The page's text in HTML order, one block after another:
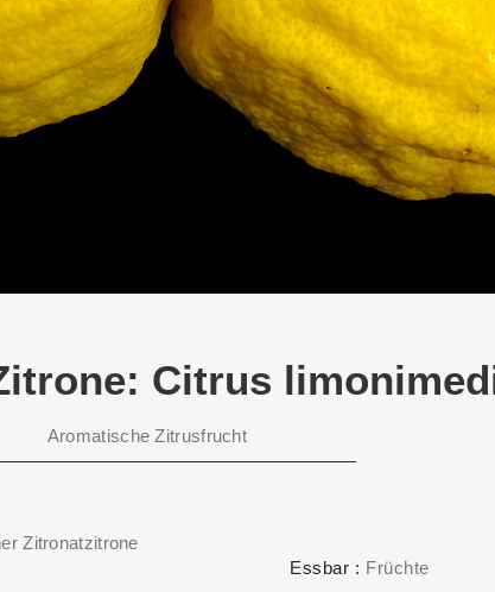
OF THE WEBSITE! NON-GERMAN SPEAKERS PLEASE
Citrus
Aromatische Zitrusfrucht
Zitronatzitrone
Essbar
Früchte